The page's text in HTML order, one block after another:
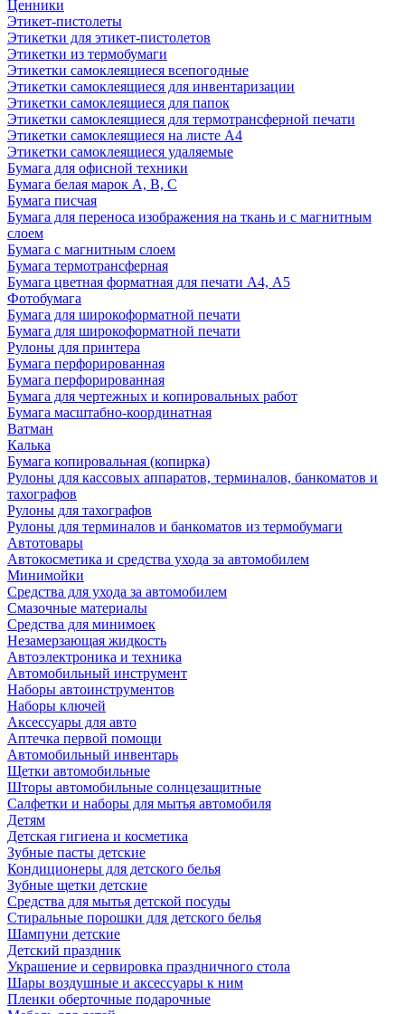
Ценники
Этикет-пистолеты
Этикетки для этикет-пистолетов
Этикетки из термобумаги
Этикетки самоклеящиеся всепогодные
Этикетки самоклеящиеся для инвентаризации
Этикетки самоклеящиеся для папок
Этикетки самоклеящиеся для термотрансферной печати
Этикетки самоклеящиеся на листе А4
Этикетки самоклеящиеся удаляемые
Бумага для офисной техники
Бумага белая марок А, В, С
Бумага писчая
Бумага для переноса изображения на ткань и с магнитным
слоем
Бумага с магнитным слоем
Бумага термотрансферная
Бумага цветная форматная для печати А4, А5
Фотобумага
Бумага для широкоформатной печати
Бумага для широкоформатной печати
Рулоны для принтера
Бумага перфорированная
Бумага перфорированная
Бумага для чертежных и копировальных работ
Бумага масштабно-координатная
Ватман
Калька
Бумага копировальная (копирка)
Рулоны для кассовых аппаратов, терминалов, банкоматов и
тахографов
Рулоны для тахографов
Рулоны для терминалов и банкоматов из термобумаги
Автотовары
Автокосметика и средства ухода за автомобилем
Минимойки
Средства для ухода за автомобилем
Смазочные материалы
Средства для минимоек
Незамерзающая жидкость
Автоэлектроника и техника
Автомобильный инструмент
Наборы автоинструментов
Наборы ключей
Аксессуары для авто
Аптечка первой помощи
Автомобильный инвентарь
Щетки автомобильные
Шторы автомобильные солнцезащитные
Салфетки и наборы для мытья автомобиля
Детям
Детская гигиена и косметика
Зубные пасты детские
Кондиционеры для детского белья
Зубные щетки детские
Средства для мытья детской посуды
Стиральные порошки для детского белья
Шампуни детские
Детский праздник
Украшение и сервировка праздничного стола
Шары воздушные и аксессуары к ним
Пленки оберточные подарочные